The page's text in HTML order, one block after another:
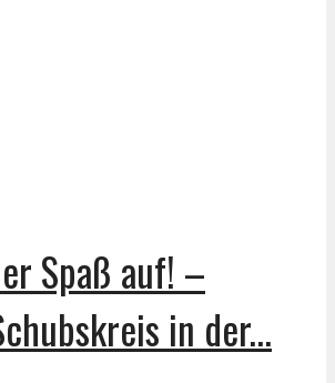
Spaß auf! –
in der...